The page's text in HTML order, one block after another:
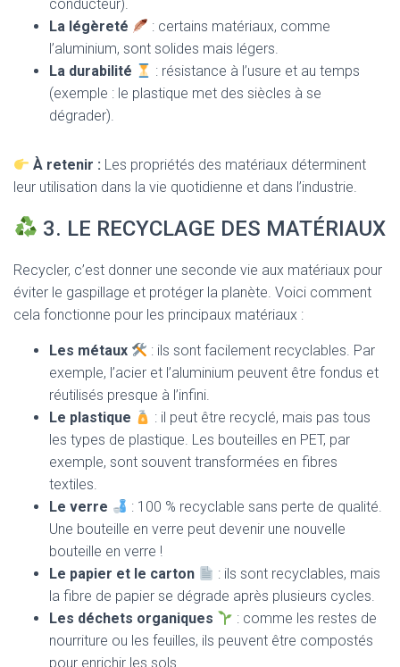
conducteur).
La légèreté
: certains matériaux, comme
l’aluminium, sont solides mais légers.
La durabilité
: résistance à l’usure et au temps
(exemple : le plastique met des siècles à se
dégrader).
À retenir : Les propriétés des matériaux déterminent
leur utilisation dans la vie quotidienne et dans l’industrie.
3. LE RECYCLAGE DES MATÉRIAUX
Recycler, c’est donner une seconde vie aux matériaux pour
éviter le gaspillage et protéger la planète. Voici comment
cela fonctionne pour les principaux matériaux :
Les métaux
: ils sont facilement recyclables. Par
exemple, l’acier et l’aluminium peuvent être fondus et
réutilisés presque à l’infini.
Le plastique
: il peut être recyclé, mais pas tous
les types de plastique. Les bouteilles en PET, par
exemple, sont souvent transformées en fibres
textiles.
Le verre
: 100 % recyclable sans perte de qualité.
Une bouteille en verre peut devenir une nouvelle
bouteille en verre !
Le papier et le carton
: ils sont recyclables, mais
la fibre de papier se dégrade après plusieurs cycles.
Les déchets organiques
: comme les restes de
nourriture ou les feuilles, ils peuvent être compostés
pour enrichir les sols.